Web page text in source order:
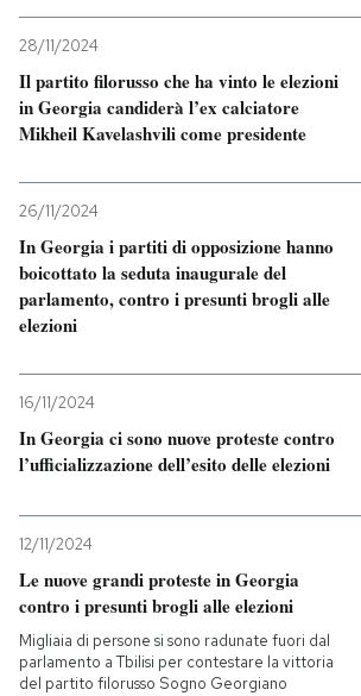
28/11/2024
Il partito filorusso che ha vinto le elezioni
in Georgia candiderà l’ex calciatore
Mikheil Kavelashvili come presidente
26/11/2024
In Georgia i partiti di opposizione hanno
boicottato la seduta inaugurale del
parlamento, contro i presunti brogli alle
elezioni
16/11/2024
In Georgia ci sono nuove proteste contro
l’ufficializzazione dell’esito delle elezioni
12/11/2024
Le nuove grandi proteste in Georgia
contro i presunti brogli alle elezioni
Migliaia di persone si sono radunate fuori dal
parlamento a Tbilisi per contestare la vittoria
del partito filorusso Sogno Georgiano